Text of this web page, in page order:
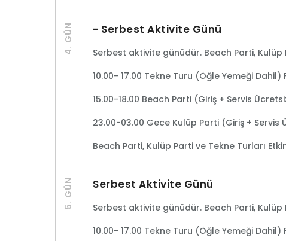
4. GÜN - Serbest Aktivite Günü
Serbest aktivite günüdür. Beach Parti,
10.00- 17.00 Tekne Turu (Öğle Yemeği
15.00-18.00 Beach Parti (Giriş + Servis
23.00-03.00 Gece Kulüp Parti (Giriş + Servis
Beach Parti, Kulüp Parti ve Tekne Turları
5. GÜN Serbest Aktivite Günü
Serbest aktivite günüdür. Beach Parti,
10.00- 17.00 Tekne Turu (Öğle Yemeği